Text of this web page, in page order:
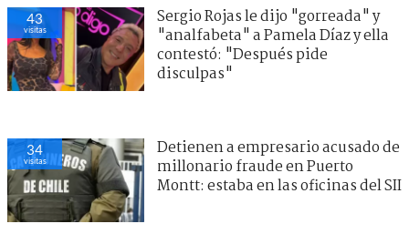
43
visitas
Sergio Rojas le dijo "gorreada" y
"analfabeta" a Pamela Díaz y ella
contestó: "Después pide
disculpas"
34
visitas
Detienen a empresario acusado de
millonario fraude en Puerto
Montt: estaba en las oficinas del SII